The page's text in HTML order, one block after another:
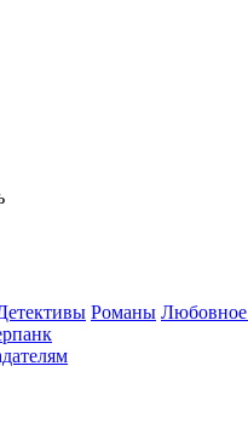
Романы Любовное